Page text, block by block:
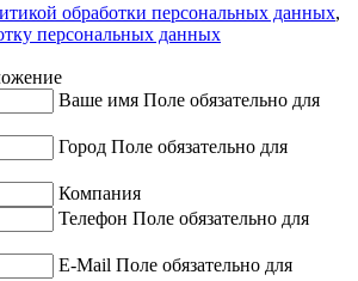
обработки персональных данных,
персональных данных
Ваше имя Поле обязательно для
Город Поле обязательно для
Компания
Телефон Поле обязательно для
E-Mail Поле обязательно для